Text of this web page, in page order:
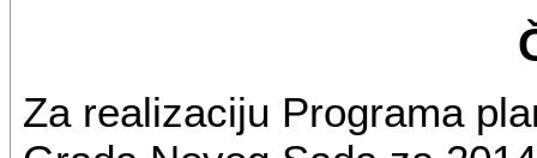
Za realizaciju Programa